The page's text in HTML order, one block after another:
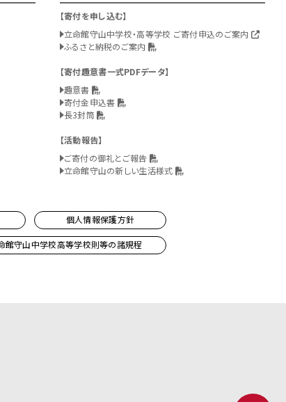
寄付を申し込む
立命館守山中学校・高等学校 ご寄付申込のご案内
ふるさと納税のご案内
寄付趣意書一式PDFデータ
趣意書
寄付金申込書
長3封筒
活動報告
ご寄付の御礼とご報告
立命館守山の新しい生活様式
個人情報保護方針
館守山中学校高等学校則等の諸規程